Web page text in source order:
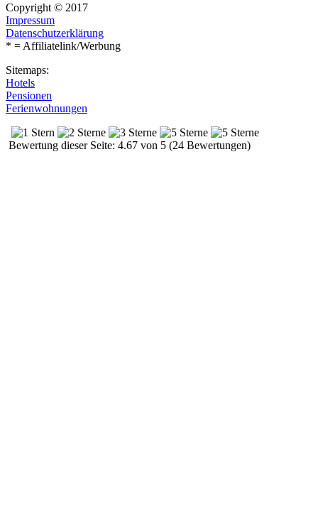
Copyright © 2017
Impressum
Datenschutzerklärung
* = Affiliatelink/Werbung
Sitemaps:
Hotels
Pensionen
Ferienwohnungen
Bewertung dieser Seite: 4.67 von 5 (24 Bewertungen)